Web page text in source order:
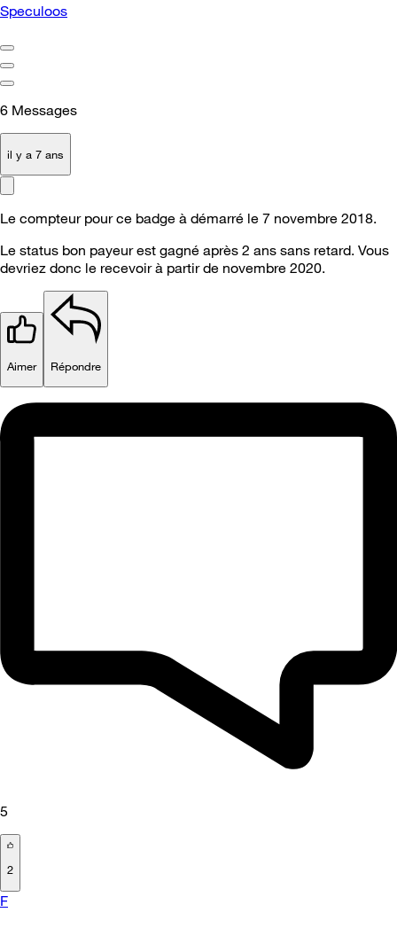
Speculoos
6 Messages
il y a 7 ans
Le compteur pour ce badge à démarré le 7 novembre 2018.
Le status bon payeur est gagné après 2 ans sans retard. Vous
devriez donc le recevoir à partir de novembre 2020.
Aimer Répondre
5
2
F